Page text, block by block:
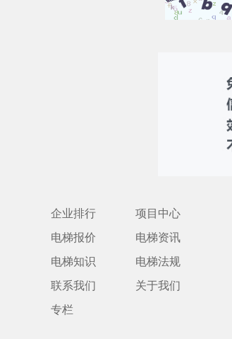
企业排行
项目中心
电梯报价
电梯资讯
电梯知识
电梯法规
联系我们
关于我们
专栏